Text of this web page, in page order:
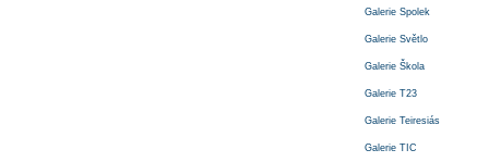
Galerie Spolek
Galerie Světlo
Galerie Škola
Galerie T23
Galerie Teiresiás
Galerie TIC